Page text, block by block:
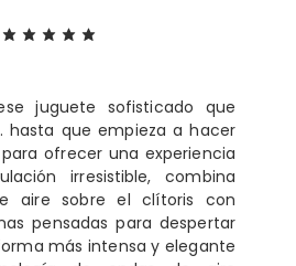
juguete sofisticado que
hasta que empieza a hacer
ofrecer una experiencia
irresistible, combina
aire sobre el clítoris con
pensadas para despertar
más intensa y elegante